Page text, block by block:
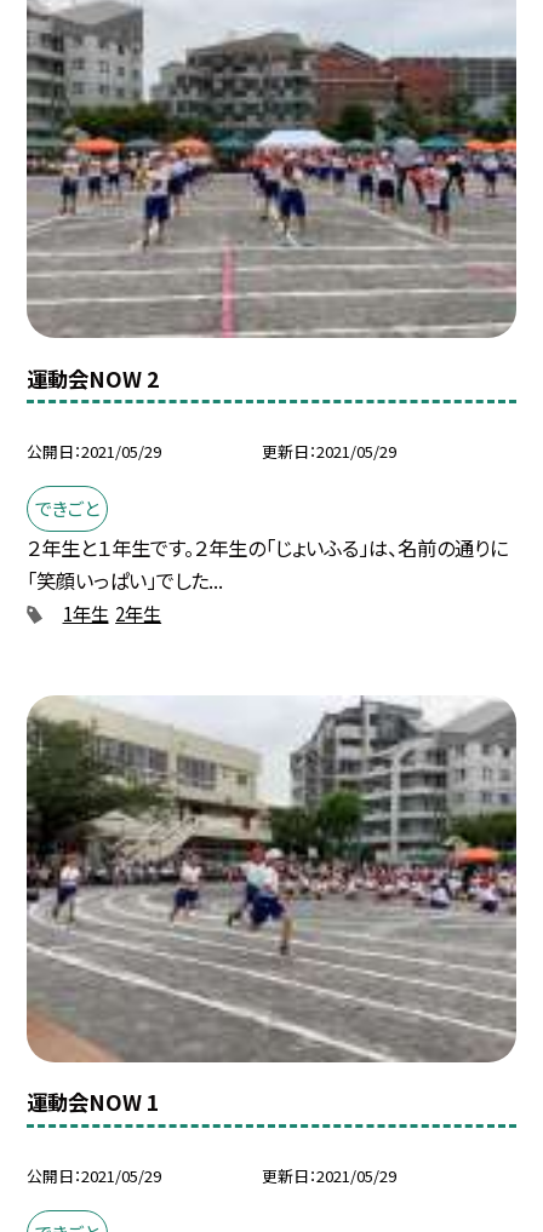
運動会NOW 2
公開日 2021/05/29 更新日 2021/05/29
できごと
２年生と１年生です。２年生の「じょいふる」は、名前の通りに
「笑顔いっぱい」でした...
1年生 2年生
運動会NOW 1
公開日 2021/05/29 更新日 2021/05/29